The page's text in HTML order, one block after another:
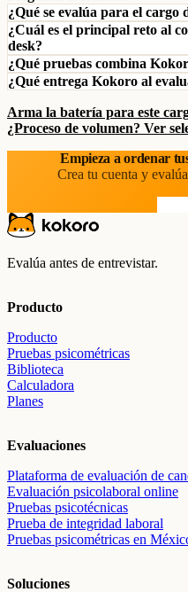
¿Qué se evalúa para el cargo
¿Cuál es el principal reto al
desk?
¿Qué pruebas combina
¿Qué entrega Kokoro al
Arma la batería para este
¿Proceso de volumen? Ver
Empieza a ordenar
Crea tu cuenta y
Evalúa antes de entrevistar.
Producto
Producto
Pruebas psicométricas
Biblioteca
Calculadora
Planes
Evaluaciones
Plataforma de evaluación de
Evaluación psicolaboral online
Pruebas psicotécnicas
Prueba de integridad laboral
Pruebas psicométricas en
Soluciones